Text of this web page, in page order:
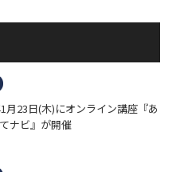
1月23日(木)にオンライン講座『あ
ナビ』が開催